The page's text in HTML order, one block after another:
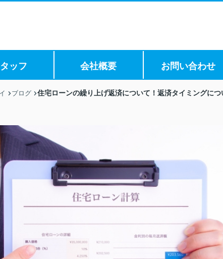
ッフ 会社概要 お問い合わせ
ブログ 住宅ローンの繰り上げ返済について！返済タイミングにつ